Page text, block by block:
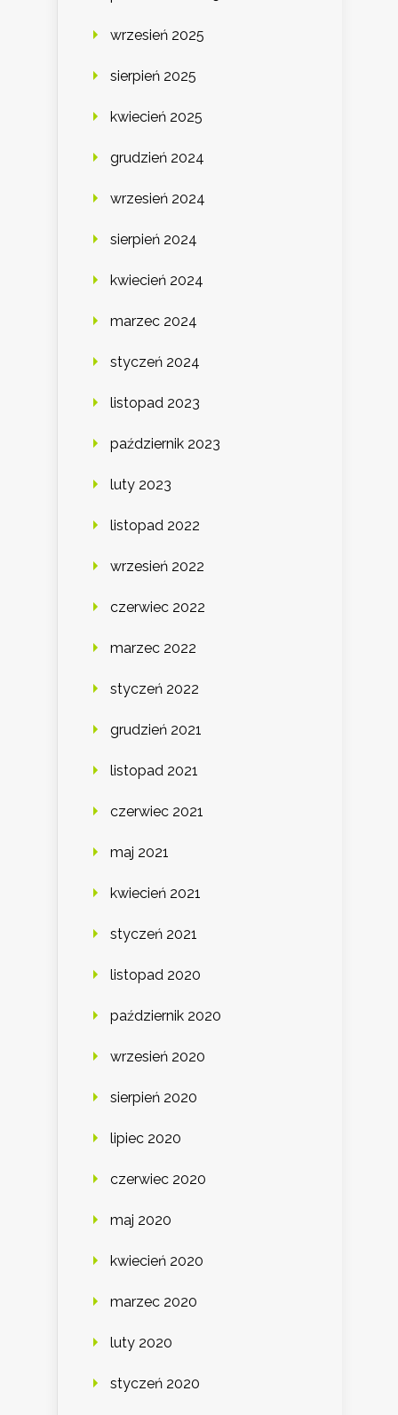
wrzesień 2025
sierpień 2025
kwiecień 2025
grudzień 2024
wrzesień 2024
sierpień 2024
kwiecień 2024
marzec 2024
styczeń 2024
listopad 2023
październik 2023
luty 2023
listopad 2022
wrzesień 2022
czerwiec 2022
marzec 2022
styczeń 2022
grudzień 2021
listopad 2021
czerwiec 2021
maj 2021
kwiecień 2021
styczeń 2021
listopad 2020
październik 2020
wrzesień 2020
sierpień 2020
lipiec 2020
czerwiec 2020
maj 2020
kwiecień 2020
marzec 2020
luty 2020
styczeń 2020